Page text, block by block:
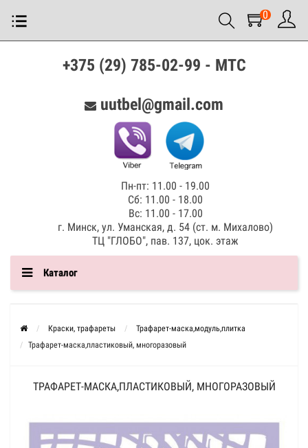
0
+375 (29) 785-02-99 - МТС
uutbel@gmail.com
Пн-пт: 11.00 - 19.00
Сб: 11.00 - 18.00
Вс: 11.00 - 17.00
г. Минск, ул. Уманская, д. 54 (ст. м. Михалово)
ТЦ "ГЛОБО", пав. 137, цок. этаж
Каталог
Краски, трафареты
Трафарет-маска,модуль,плитка
Трафарет-маска,пластиковый, многоразовый
ТРАФАРЕТ-МАСКА,ПЛАСТИКОВЫЙ, МНОГОРАЗОВЫЙ